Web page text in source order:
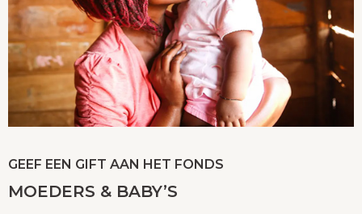
GEEF EEN GIFT AAN HET FONDS
MOEDERS & BABY’S